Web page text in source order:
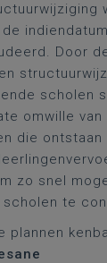
Door
scholen
omwille van
die ontstaan
zo snel
te
plannen